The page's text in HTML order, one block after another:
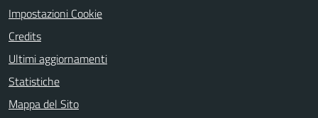
Impostazioni Cookie
Credits
Ultimi aggiornamenti
Statistiche
Mappa del Sito